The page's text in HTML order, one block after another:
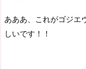
あああ、これがゴジエ
しいです！！